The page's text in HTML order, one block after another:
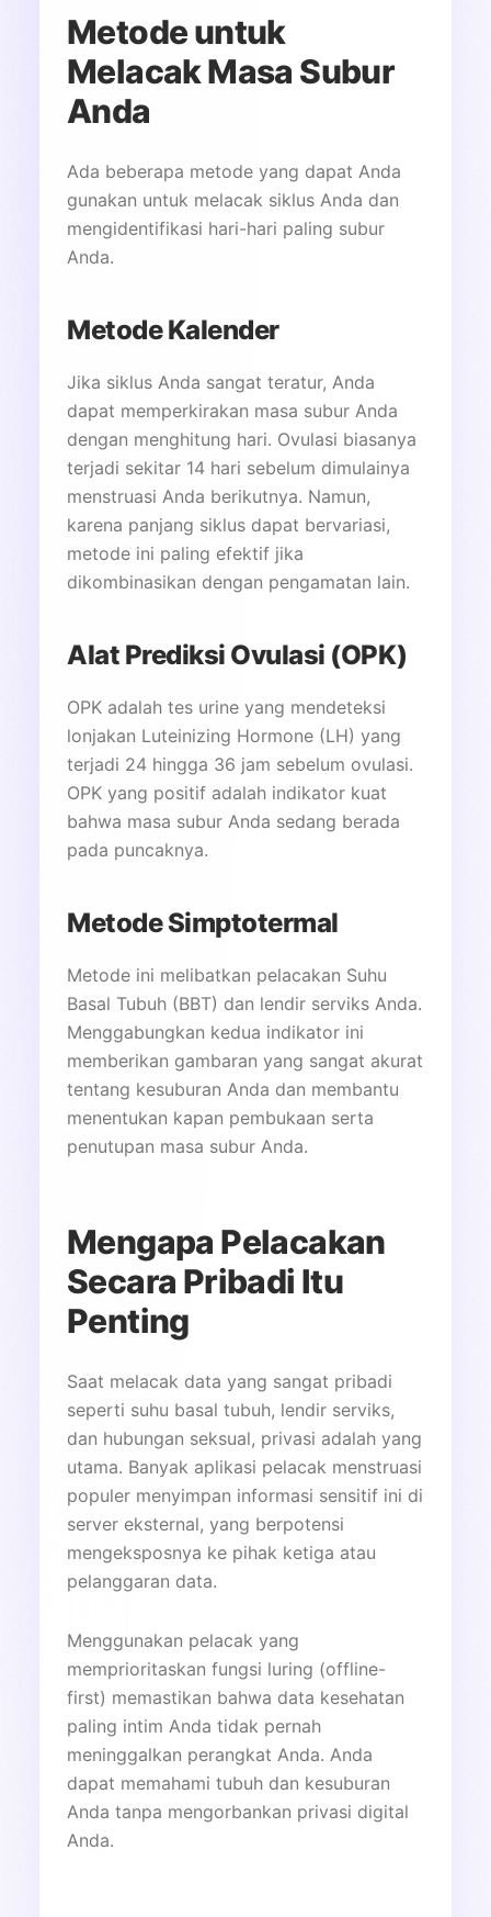
Metode untuk
Melacak Masa Subur
Anda
Ada beberapa metode yang dapat Anda
gunakan untuk melacak siklus Anda dan
mengidentifikasi hari-hari paling subur
Anda.
Metode Kalender
Jika siklus Anda sangat teratur, Anda
dapat memperkirakan masa subur Anda
dengan menghitung hari. Ovulasi biasanya
terjadi sekitar 14 hari sebelum dimulainya
menstruasi Anda berikutnya. Namun,
karena panjang siklus dapat bervariasi,
metode ini paling efektif jika
dikombinasikan dengan pengamatan lain.
Alat Prediksi Ovulasi (OPK)
OPK adalah tes urine yang mendeteksi
lonjakan Luteinizing Hormone (LH) yang
terjadi 24 hingga 36 jam sebelum ovulasi.
OPK yang positif adalah indikator kuat
bahwa masa subur Anda sedang berada
pada puncaknya.
Metode Simptotermal
Metode ini melibatkan pelacakan Suhu
Basal Tubuh (BBT) dan lendir serviks Anda.
Menggabungkan kedua indikator ini
memberikan gambaran yang sangat akurat
tentang kesuburan Anda dan membantu
menentukan kapan pembukaan serta
penutupan masa subur Anda.
Mengapa Pelacakan
Secara Pribadi Itu
Penting
Saat melacak data yang sangat pribadi
seperti suhu basal tubuh, lendir serviks,
dan hubungan seksual, privasi adalah yang
utama. Banyak aplikasi pelacak menstruasi
populer menyimpan informasi sensitif ini di
server eksternal, yang berpotensi
mengeksposnya ke pihak ketiga atau
pelanggaran data.
Menggunakan pelacak yang
memprioritaskan fungsi luring (offline-
first) memastikan bahwa data kesehatan
paling intim Anda tidak pernah
meninggalkan perangkat Anda. Anda
dapat memahami tubuh dan kesuburan
Anda tanpa mengorbankan privasi digital
Anda.